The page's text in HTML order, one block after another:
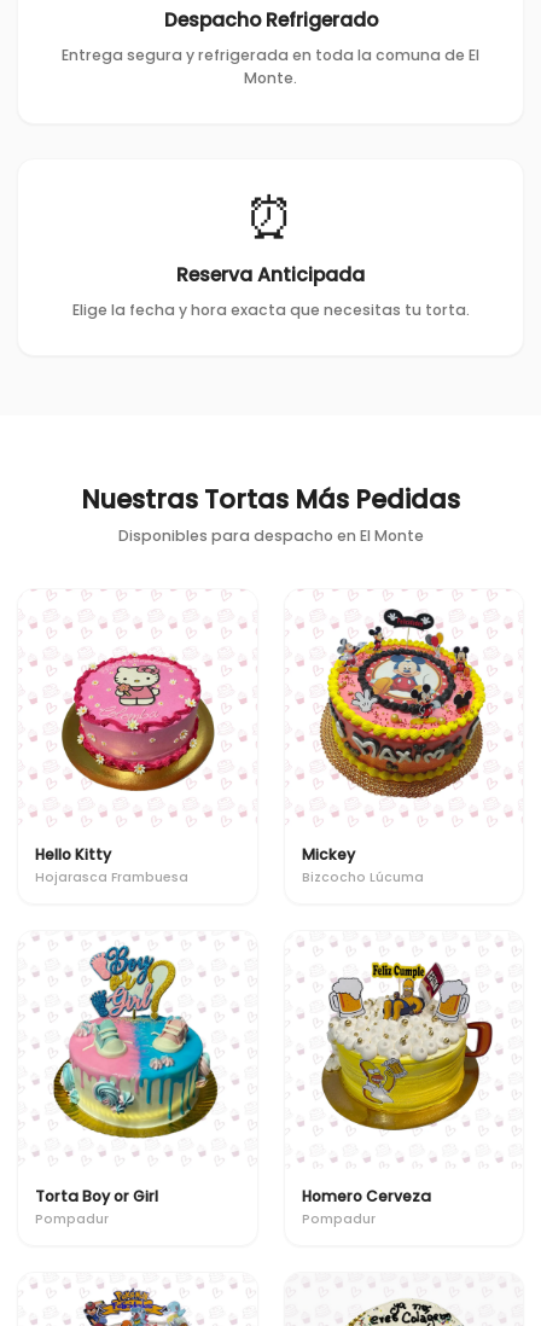
Despacho Refrigerado
Entrega segura y refrigerada en toda la comuna de El
Monte.
⏰
Reserva Anticipada
Elige la fecha y hora exacta que necesitas tu torta.
Nuestras Tortas Más Pedidas
Disponibles para despacho en El Monte
Hello Kitty
Hojarasca Frambuesa
Mickey
Bizcocho Lúcuma
Torta Boy or Girl
Pompadur
Homero Cerveza
Pompadur